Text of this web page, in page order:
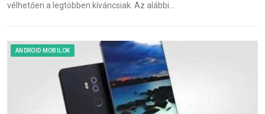
vélhetően a legtöbben kíváncsiak. Az alábbi…
ANDROID MOBILOK